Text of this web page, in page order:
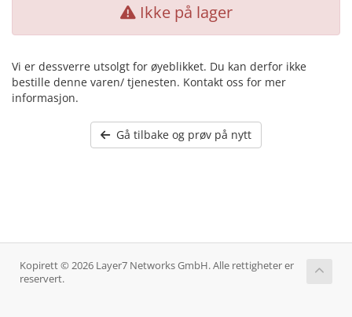
Ikke på lager
Vi er dessverre utsolgt for øyeblikket. Du kan derfor ikke
bestille denne varen/ tjenesten. Kontakt oss for mer
informasjon.
Gå tilbake og prøv på nytt
Kopirett © 2026 Layer7 Networks GmbH. Alle rettigheter er
reservert.